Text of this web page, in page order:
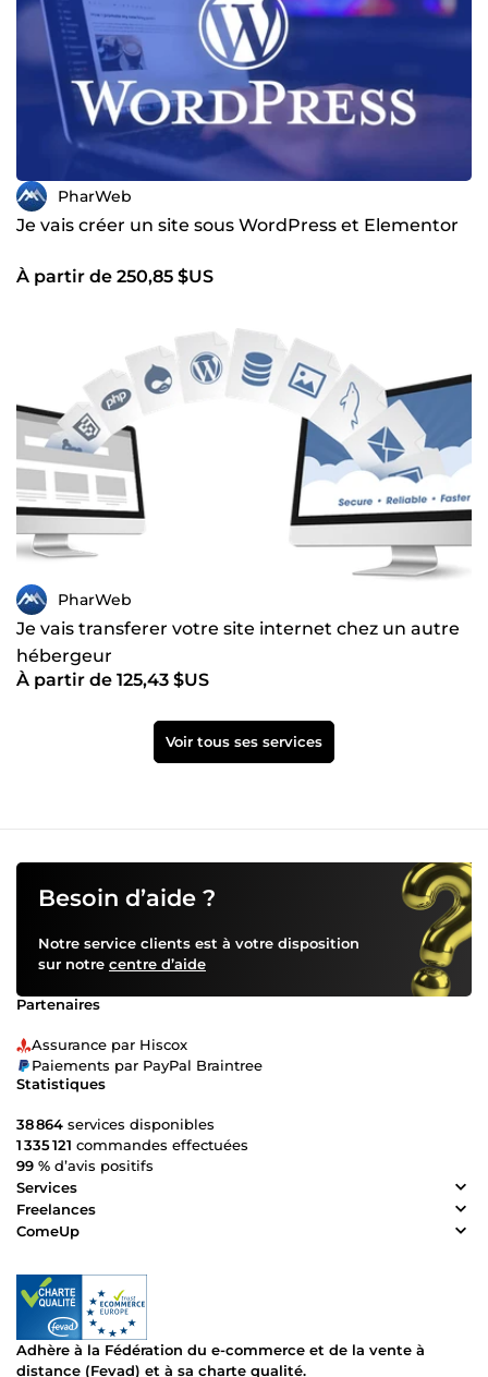
PharWeb
Je vais créer un site sous WordPress et Elementor
À partir de 250,85 $US
PharWeb
Je vais transferer votre site internet chez un autre
hébergeur
À partir de 125,43 $US
Voir tous ses services
Besoin d’aide ?
Notre service clients est à votre disposition
sur notre centre d’aide
Partenaires
Assurance par Hiscox
Paiements par PayPal Braintree
Statistiques
38 864 services disponibles
1 335 121 commandes effectuées
99 % d’avis positifs
Services
Freelances
ComeUp
Adhère à la Fédération du e-commerce et de la vente à
distance (Fevad) et à sa charte qualité.